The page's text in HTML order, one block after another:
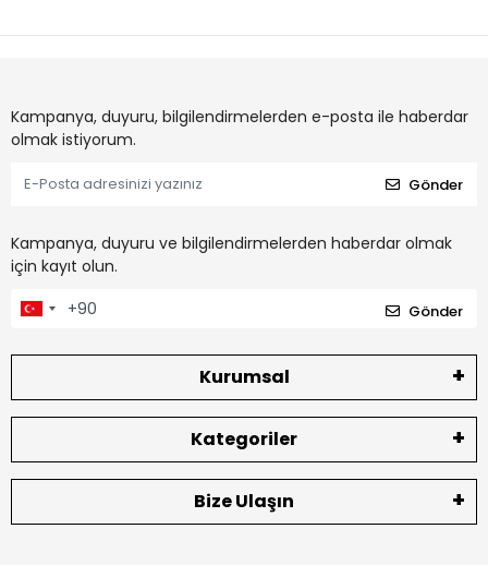
Kampanya, duyuru, bilgilendirmelerden e-posta ile haberdar
olmak istiyorum.
Gönder
Kampanya, duyuru ve bilgilendirmelerden haberdar olmak
için kayıt olun.
Gönder
Kurumsal
Kategoriler
Bize Ulaşın